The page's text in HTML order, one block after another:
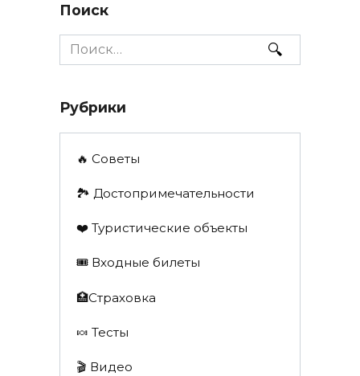
Поиск
Search
for:
Рубрики
🔥 Советы
🏞️ Достопримечательности
❤️ Туристические объекты
🎟️ Входные билеты
🏥Страховка
🍬 Тесты
🎬 Видео